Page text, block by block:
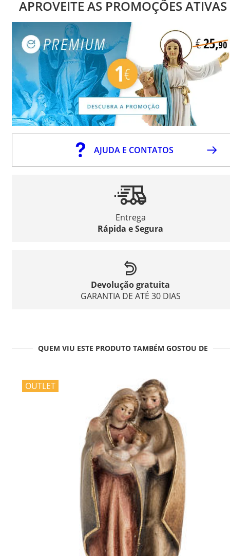
APROVEITE AS PROMOÇÕES ATIVAS
AJUDA E CONTATOS
Entrega
Rápida e Segura
Devolução gratuita
GARANTIA DE ATÉ 30 DIAS
QUEM VIU ESTE PRODUTO TAMBÉM GOSTOU DE
OUTLET